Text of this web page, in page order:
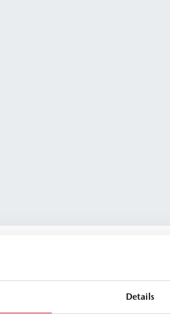
Details
≈1.0 g/cm³